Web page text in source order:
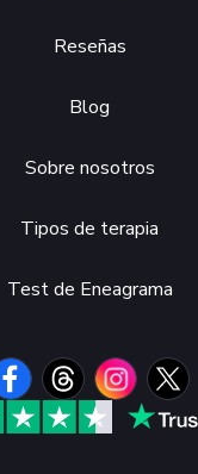
Reseñas
Blog
Sobre nosotros
Tipos de terapia
Test de Eneagrama